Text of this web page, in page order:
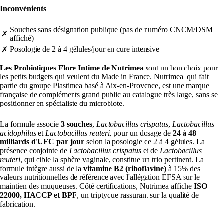
Inconvénients
✗
Souches sans désignation publique (pas de numéro CNCM/DSM
affiché)
✗ Posologie de 2 à 4 gélules/jour en cure intensive
Les Probiotiques Flore Intime de Nutrimea sont un bon choix pour
les petits budgets qui veulent du Made in France. Nutrimea, qui fait
partie du groupe Plastimea basé à Aix-en-Provence, est une marque
française de compléments grand public au catalogue très large, sans se
positionner en spécialiste du microbiote.
La formule associe 3 souches, Lactobacillus crispatus, Lactobacillus
acidophilus et Lactobacillus reuteri, pour un dosage de 24 à 48
milliards d'UFC par jour selon la posologie de 2 à 4 gélules. La
présence conjointe de Lactobacillus crispatus et de Lactobacillus
reuteri, qui cible la sphère vaginale, constitue un trio pertinent. La
formule intègre aussi de la vitamine B2 (riboflavine) à 15% des
valeurs nutritionnelles de référence avec l'allégation EFSA sur le
maintien des muqueuses. Côté certifications, Nutrimea affiche ISO
22000, HACCP et BPF, un triptyque rassurant sur la qualité de
fabrication.